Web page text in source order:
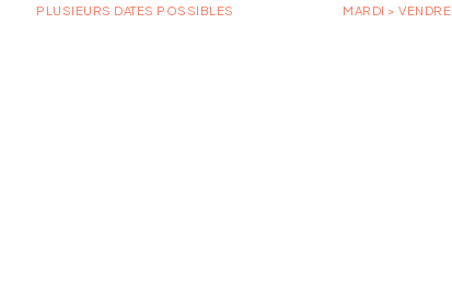
PLUSIEURS DATES POSSIBLES